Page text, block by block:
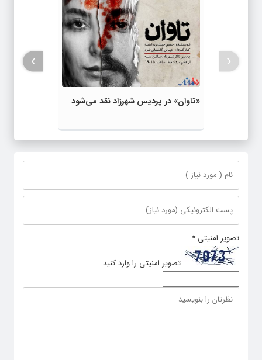
«تاوان» در پردیس شهرزاد نقد می‌شود
‹
›
تصویر امنیتی *
تصویر امنیتی را وارد کنید: